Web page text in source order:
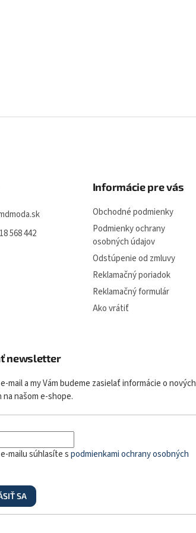
568 442
Informácie pre vás
Obchodné podmienky
Podmienky ochrany
osobných údajov
Odstúpenie od zmluvy
Reklamačný poriadok
Reklamačný formulár
Ako vrátiť
newsletter
mail a my Vám budeme zasielať informácie o nových
našom e-shope.
mailu súhlasíte spodmienkami ochrany osobných
SA